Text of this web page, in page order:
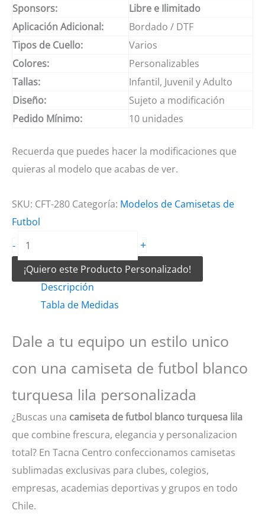
Sponsors:
Libre e Ilimitado
Aplicación Adicional:
Bordado / DTF
Tipos de Cuello:
Varios
Colores:
Personalizables
Tallas:
Infantil, Juvenil y Adulto
Diseño:
Sujeto a modificación
Pedido Mínimo:
10 unidades
Recuerda que puedes hacer la modificaciones que
quieras al modelo que acabas de ver.
SKU: CFT-280 Categoría: Modelos de Camisetas de
Futbol
-
Camiseta
de
Futbol
Blanco
turquesa
cantidad
+
¡Quiero este Producto Personalizado!
Descripción
Tabla de Medidas
Dale a tu equipo un estilo unico
con una camiseta de futbol blanco
turquesa lila personalizada
¿Buscas una camiseta de futbol blanco turquesa lila
que combine frescura, elegancia y personalizacion
total? En Tacna Centro confeccionamos camisetas
sublimadas exclusivas para clubes, colegios,
empresas, academias deportivas y grupos en todo
Chile.